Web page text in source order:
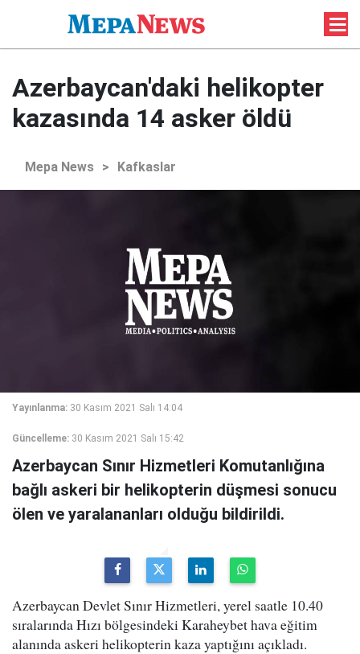
Azerbaycan'daki helikopter
kazasında 14 asker öldü
Mepa News > Kafkaslar
Yayınlanma: 30 Kasım 2021 Salı 14:04
Güncelleme: 30 Kasım 2021 Salı 15:42
Azerbaycan Sınır Hizmetleri Komutanlığına
bağlı askeri bir helikopterin düşmesi sonucu
ölen ve yaralananları olduğu bildirildi.
Azerbaycan Devlet Sınır Hizmetleri, yerel saatle 10.40
sıralarında Hızı bölgesindeki Karaheybet hava eğitim
alanında askeri helikopterin kaza yaptığını açıkladı.